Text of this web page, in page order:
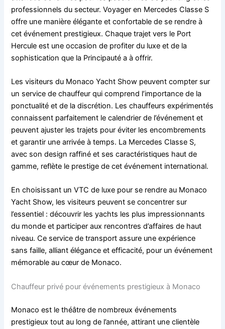
professionnels du secteur. Voyager en Mercedes Classe S
offre une manière élégante et confortable de se rendre à
cet événement prestigieux. Chaque trajet vers le Port
Hercule est une occasion de profiter du luxe et de la
sophistication que la Principauté a à offrir.
Les visiteurs du Monaco Yacht Show peuvent compter sur
un service de chauffeur qui comprend l’importance de la
ponctualité et de la discrétion. Les chauffeurs expérimentés
connaissent parfaitement le calendrier de l’événement et
peuvent ajuster les trajets pour éviter les encombrements
et garantir une arrivée à temps. La Mercedes Classe S,
avec son design raffiné et ses caractéristiques haut de
gamme, reflète le prestige de cet événement international.
En choisissant un VTC de luxe pour se rendre au Monaco
Yacht Show, les visiteurs peuvent se concentrer sur
l’essentiel : découvrir les yachts les plus impressionnants
du monde et participer aux rencontres d’affaires de haut
niveau. Ce service de transport assure une expérience
sans faille, alliant élégance et efficacité, pour un événement
mémorable au cœur de Monaco.
Chauffeur privé pour événements prestigieux à Monaco
Monaco est le théâtre de nombreux événements
prestigieux tout au long de l’année, attirant une clientèle